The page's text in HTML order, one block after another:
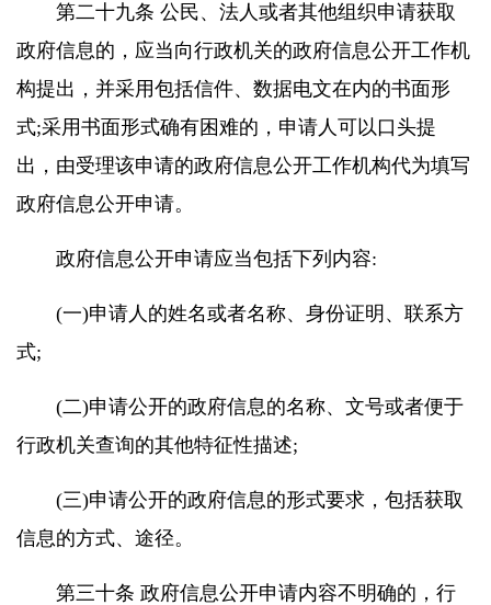
第二十九条 公民、法人或者其他组织申请获取
政府信息的，应当向行政机关的政府信息公开工作机
构提出，并采用包括信件、数据电文在内的书面形
式;采用书面形式确有困难的，申请人可以口头提
出，由受理该申请的政府信息公开工作机构代为填写
政府信息公开申请。
政府信息公开申请应当包括下列内容:
(一)申请人的姓名或者名称、身份证明、联系方
式;
(二)申请公开的政府信息的名称、文号或者便于
行政机关查询的其他特征性描述;
(三)申请公开的政府信息的形式要求，包括获取
信息的方式、途径。
第三十条 政府信息公开申请内容不明确的，行